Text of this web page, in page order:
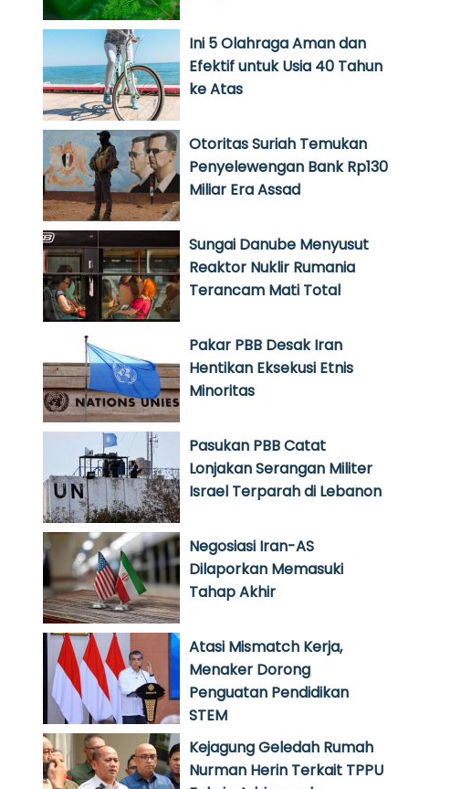
Ini 5 Olahraga Aman dan
Efektif untuk Usia 40 Tahun
ke Atas
Otoritas Suriah Temukan
Penyelewengan Bank Rp130
Miliar Era Assad
Sungai Danube Menyusut
Reaktor Nuklir Rumania
Terancam Mati Total
Pakar PBB Desak Iran
Hentikan Eksekusi Etnis
Minoritas
Pasukan PBB Catat
Lonjakan Serangan Militer
Israel Terparah di Lebanon
Negosiasi Iran-AS
Dilaporkan Memasuki
Tahap Akhir
Atasi Mismatch Kerja,
Menaker Dorong
Penguatan Pendidikan
STEM
Kejagung Geledah Rumah
Nurman Herin Terkait TPPU